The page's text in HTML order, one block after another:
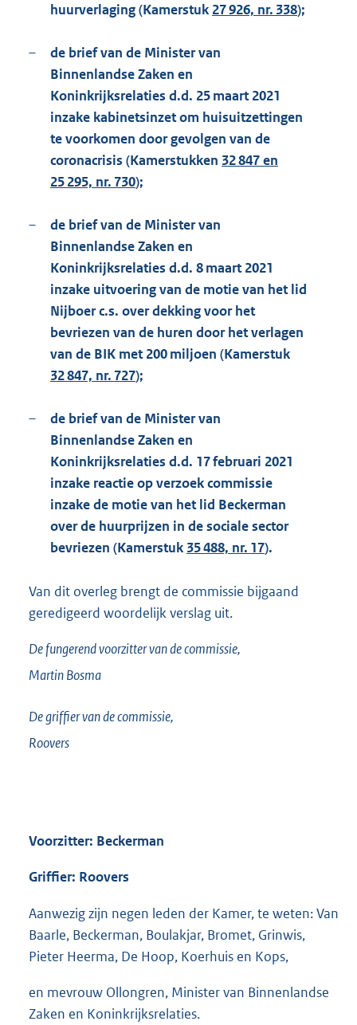
huurverlaging (Kamerstuk 27 926, nr. 338);
–
de brief van de Minister van
Binnenlandse Zaken en
Koninkrijksrelaties d.d. 25 maart 2021
inzake kabinetsinzet om huisuitzettingen
te voorkomen door gevolgen van de
coronacrisis (Kamerstukken 32 847 en
25 295, nr. 730);
–
de brief van de Minister van
Binnenlandse Zaken en
Koninkrijksrelaties d.d. 8 maart 2021
inzake uitvoering van de motie van het lid
Nijboer c.s. over dekking voor het
bevriezen van de huren door het verlagen
van de BIK met 200 miljoen (Kamerstuk
32 847, nr. 727);
–
de brief van de Minister van
Binnenlandse Zaken en
Koninkrijksrelaties d.d. 17 februari 2021
inzake reactie op verzoek commissie
inzake de motie van het lid Beckerman
over de huurprijzen in de sociale sector
bevriezen (Kamerstuk 35 488, nr. 17).
Van dit overleg brengt de commissie bijgaand
geredigeerd woordelijk verslag uit.
De fungerend voorzitter van de commissie,
MartinBosma
De griffier van de commissie,
Roovers
Voorzitter: Beckerman
Griffier: Roovers
Aanwezig zijn negen leden der Kamer, te weten: Van
Baarle, Beckerman, Boulakjar, Bromet, Grinwis,
Pieter Heerma, De Hoop, Koerhuis en Kops,
en mevrouw Ollongren, Minister van Binnenlandse
Zaken en Koninkrijksrelaties.